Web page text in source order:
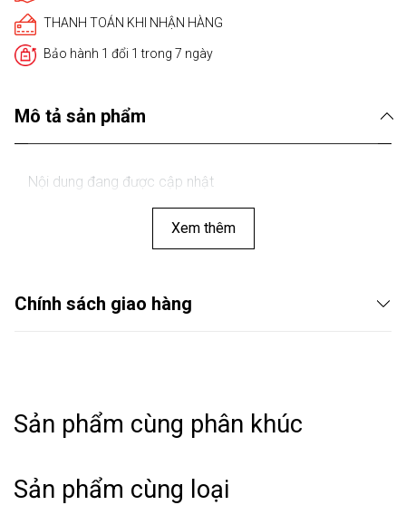
THANH TOÁN KHI NHẬN HÀNG
Bảo hành 1 đổi 1 trong 7 ngày
Mô tả sản phẩm
Nội dung đang được cập nhật
Xem thêm
Chính sách giao hàng
Sản phẩm cùng phân khúc
Sản phẩm cùng loại